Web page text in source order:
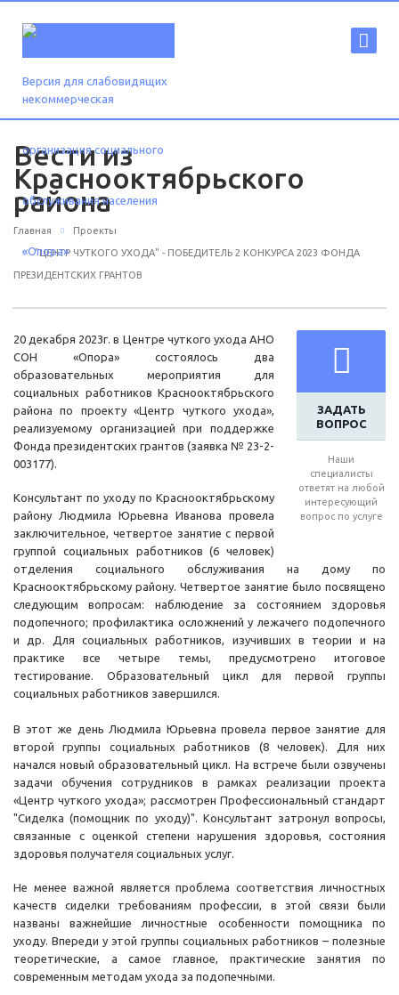
Версия для слабовидящих
Вести из
Краснооктябрьского
района
Главная Проекты
"ЦЕНТР ЧУТКОГО УХОДА" - ПОБЕДИТЕЛЬ 2 КОНКУРСА 2023 ФОНДА
ПРЕЗИДЕНТСКИХ ГРАНТОВ
ЗАДАТЬ
ВОПРОС
Наши
специалисты
ответят на любой
интересующий
вопрос по услуге
20 декабря 2023г. в Центре чуткого ухода АНО
СОН «Опора» состоялось два
образовательных мероприятия для
социальных работников Краснооктябрьского
района по проекту «Центр чуткого ухода»,
реализуемому организацией при поддержке
Фонда президентских грантов (заявка № 23-2-
003177).
Консультант по уходу по Краснооктябрьскому
району Людмила Юрьевна Иванова провела
заключительное, четвертое занятие с первой
группой социальных работников (6 человек)
отделения социального обслуживания на дому по
Краснооктябрьскому району. Четвертое занятие было посвящено
следующим вопросам: наблюдение за состоянием здоровья
подопечного; профилактика осложнений у лежачего подопечного
и др. Для социальных работников, изучивших в теории и на
практике все четыре темы, предусмотрено итоговое
тестирование. Образовательный цикл для первой группы
социальных работников завершился.
В этот же день Людмила Юрьевна провела первое занятие для
второй группы социальных работников (8 человек). Для них
начался новый образовательный цикл. На встрече были озвучены
задачи обучения сотрудников в рамках реализации проекта
«Центр чуткого ухода»; рассмотрен Профессиональный стандарт
"Сиделка (помощник по уходу)". Консультант затронул вопросы,
связанные с оценкой степени нарушения здоровья, состояния
здоровья получателя социальных услуг.
Не менее важной является проблема соответствия личностных
качеств сиделки требованиям профессии, в этой связи были
названы важнейшие личностные особенности помощника по
уходу. Впереди у этой группы социальных работников – полезные
теоретические, а самое главное, практические занятия по
современным методам ухода за подопечными.